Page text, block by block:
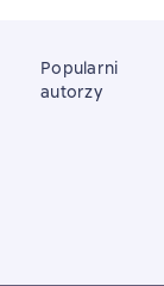
Popularni
autorzy